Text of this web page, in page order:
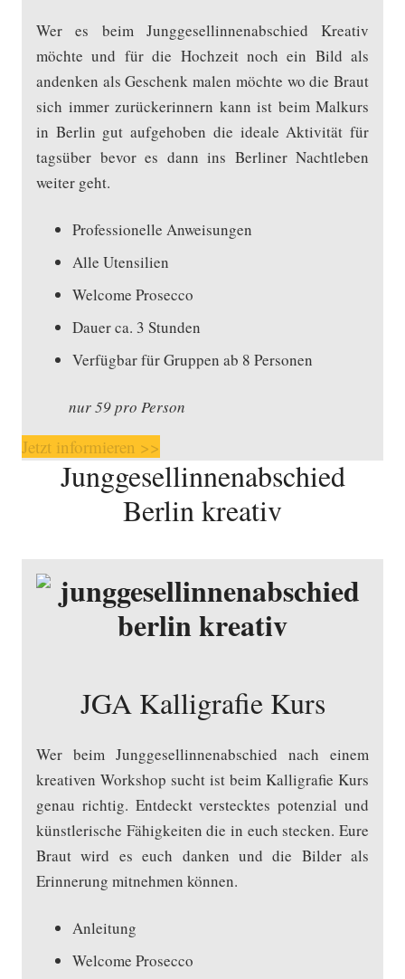
Wer es beim Junggesellinnenabschied Kreativ
möchte und für die Hochzeit noch ein Bild als
andenken als Geschenk malen möchte wo die Braut
sich immer zurückerinnern kann ist beim Malkurs
in Berlin gut aufgehoben die ideale Aktivität für
tagsüber bevor es dann ins Berliner Nachtleben
weiter geht.
Professionelle Anweisungen
Alle Utensilien
Welcome Prosecco
Dauer ca. 3 Stunden
Verfügbar für Gruppen ab 8 Personen
nur 59 pro Person
Jetzt informieren >>
Junggesellinnenabschied
Berlin kreativ
JGA Kalligrafie Kurs
Wer beim Junggesellinnenabschied nach einem
kreativen Workshop sucht ist beim Kalligrafie Kurs
genau richtig. Entdeckt verstecktes potenzial und
künstlerische Fähigkeiten die in euch stecken. Eure
Braut wird es euch danken und die Bilder als
Erinnerung mitnehmen können.
Anleitung
Welcome Prosecco